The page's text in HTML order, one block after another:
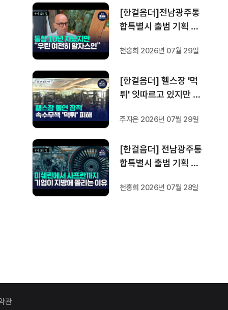
[한걸음더]전남광주통
합특별시 출범 기획 보
프랑스 통합 10년 지났
자스인"
천홍희 2026년 07월 29일
[한걸음더] 헬스장 '먹
튀' 잇따르고 있지만 …
주지은 2026년 07월 29일
[한걸음더] 전남광주통
합특별시 출범 기획 보
지방이 주도한 투자..'유
천홍희 2026년 07월 28일
관